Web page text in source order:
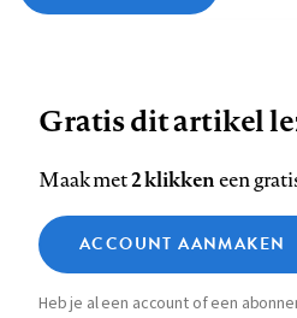
ons
op
Facebook
ons
op
LinkedIn
ons
op
Bluesky
ons
op
Footer
navigation
Contact Colofon Disclaimer
Zie onze cookie policy
Analytische cookies
Marketing cookies
Gratis dit artikel
Maak met2 klikkeneen
ACCOUNT AANMAKEN
Heb je al een account of een